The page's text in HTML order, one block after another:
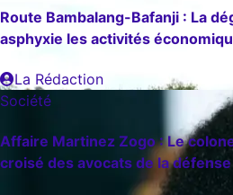
Route Bambalang-Bafanji : La
asphyxie les activités
La Rédaction
Société
Affaire Martinez Zogo : Le
croisé des avocats de la défense